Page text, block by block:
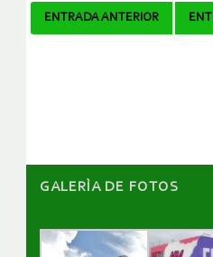
Navegador
ENTRADA ANTERIOR
GALERÌA DE FOTOS